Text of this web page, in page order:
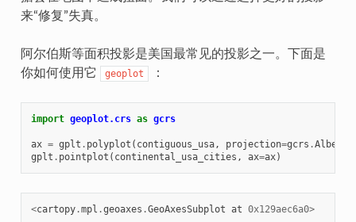
来“修复”失真。
阿尔伯斯等面积投影是美国最常见的投影之一。下面是
你如何使用它
geoplot ：
import geoplot.crs as gcrs
ax = gplt . polyplot ( contiguous_usa, projection=gcrs .
gplt . pointplot ( continental_usa_cities , ax=ax)
<cartopy.mpl .geoaxes .GeoAxesSubplot at 0x129aec6a0>